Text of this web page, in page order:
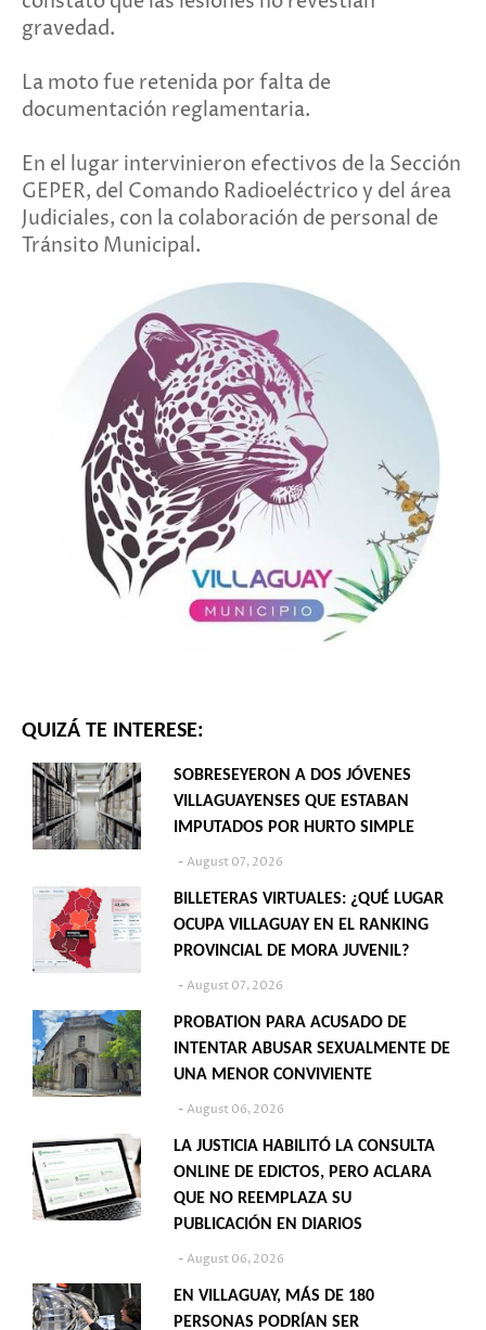
gravedad.
La moto fue retenida por falta de
documentación reglamentaria.
En el lugar intervinieron efectivos de la Sección
GEPER, del Comando Radioeléctrico y del área
Judiciales, con la colaboración de personal de
Tránsito Municipal.
QUIZÁ TE INTERESE:
SOBRESEYERON A DOS JÓVENES
VILLAGUAYENSES QUE ESTABAN
IMPUTADOS POR HURTO SIMPLE
August 07, 2026
BILLETERAS VIRTUALES: ¿QUÉ LUGAR
OCUPA VILLAGUAY EN EL RANKING
PROVINCIAL DE MORA JUVENIL?
August 07, 2026
PROBATION PARA ACUSADO DE
INTENTAR ABUSAR SEXUALMENTE DE
UNA MENOR CONVIVIENTE
August 06, 2026
LA JUSTICIA HABILITÓ LA CONSULTA
ONLINE DE EDICTOS, PERO ACLARA
QUE NO REEMPLAZA SU
PUBLICACIÓN EN DIARIOS
August 06, 2026
EN VILLAGUAY, MÁS DE 180
PERSONAS PODRÍAN SER